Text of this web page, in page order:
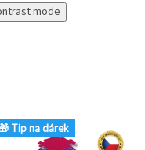
mode
Tip na dárek